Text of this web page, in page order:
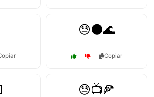
😓🌑🌊
Copiar
😓📺🍕